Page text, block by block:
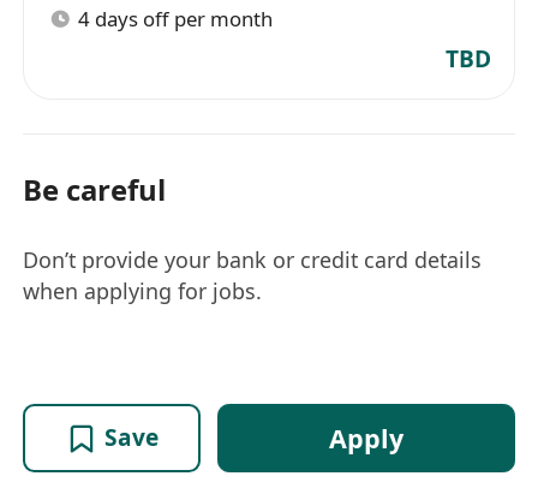
4 days off per month
TBD
Be careful
Don’t provide your bank or credit card details
when applying for jobs.
Save Apply